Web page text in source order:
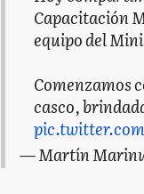
Capacitación
equipo del
Comenzamos
casco,
— Martín